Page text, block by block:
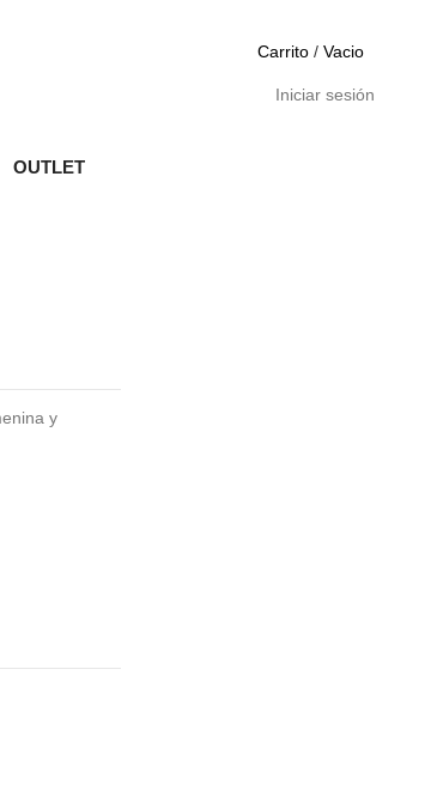
Carrito / Vacio
Iniciar sesión
OUTLET
y